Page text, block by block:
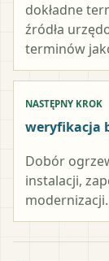
dokładne
źródła
terminów
NASTĘPNY KROK
weryfikacja
Dobór
instalacji,
modernizacji.